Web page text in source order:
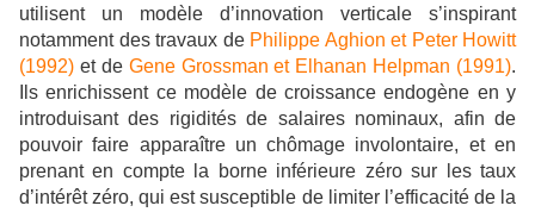
utilisent un modèle d’innovation verticale s’inspirant
notamment des travaux dePhilippe Aghion et Peter Howitt
(1992) et deGene Grossman et Elhanan Helpman (1991).
Ils enrichissent ce modèle de croissance endogène en y
introduisant des rigidités de salaires nominaux, afin de
pouvoir faire apparaître un chômage involontaire, et en
prenant en compte la borne inférieure zéro sur les taux
d’intérêt zéro, qui est susceptible de limiter l’efficacité de la